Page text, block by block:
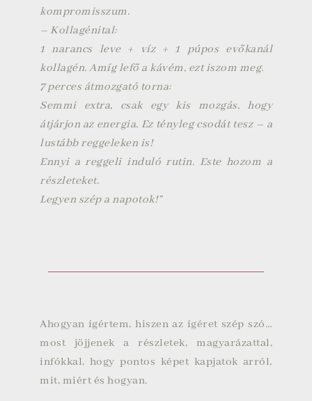
kompromisszum.
– Kollagénital:
1 narancs leve + víz + 1 púpos evőkanál
kollagén. Amíg lefő a kávém, ezt iszom meg.
7 perces átmozgató torna:
Semmi extra, csak egy kis mozgás, hogy
átjárjon az energia. Ez tényleg csodát tesz – a
lustább reggeleken is!
Ennyi a reggeli induló rutin. Este hozom a
részleteket.
Legyen szép a napotok!”
Ahogyan ígértem, hiszen az ígéret szép szó…
most jöjjenek a részletek, magyarázattal,
infókkal, hogy pontos képet kapjatok arról,
mit, miért és hogyan.